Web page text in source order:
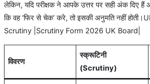
लेकिन, यदि परीक्षक ने आपके उत्तर पर सही अंक दिए
कि वह ‘फिर से चेक’ करे, तो इसकी अनुमति नहीं
Scrutiny |Scrutiny Form 2026 UK Board|
विवरण
स्क्रूटिनी
(Scrutiny)